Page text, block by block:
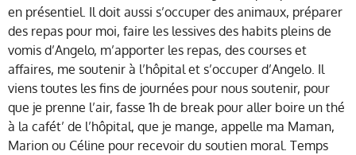
en présentiel. Il doit aussi s’occuper des animaux, préparer
des repas pour moi, faire les lessives des habits pleins de
vomis d’Angelo, m’apporter les repas, des courses et
affaires, me soutenir à l’hôpital et s’occuper d’Angelo. Il
viens toutes les fins de journées pour nous soutenir, pour
que je prenne l’air, fasse 1h de break pour aller boire un thé
à la cafét’ de l’hôpital, que je mange, appelle ma Maman,
Marion ou Céline pour recevoir du soutien moral. Temps